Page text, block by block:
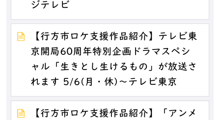
ジテレビ
【行方市ロケ支援作品紹介】テレビ東
京開局60周年特別企画ドラマスペシ
ャル「生きとし生けるもの」が放送さ
れます 5/6(月・休)～テレビ東京
【行方市ロケ支援作品紹介】「アンメ